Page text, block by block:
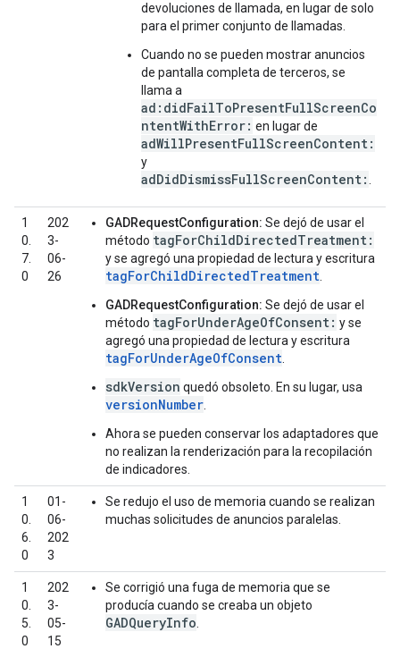
devoluciones de llamada, en lugar de solo
para el primer conjunto de llamadas.
Cuando no se pueden mostrar anuncios
de pantalla completa de terceros, se
llama a
ad:didFailToPresentFullScreenCo
ntentWithError: en lugar de
adWillPresentFullScreenContent:
y
adDidDismissFullScreenContent:
1
0.
7.
0
202
3-
06-
26
GADRequestConfiguration: Se dejó de usar el
método tagForChildDirectedTreatment:
y se agregó una propiedad de lectura y escritura
tagForChildDirectedTreatment
GADRequestConfiguration: Se dejó de usar el
método tagForUnderAgeOfConsent: y se
agregó una propiedad de lectura y escritura
tagForUnderAgeOfConsent
sdkVersion quedó obsoleto. En su lugar, usa
versionNumber
Ahora se pueden conservar los adaptadores que
no realizan la renderización para la recopilación
de indicadores.
1
0.
6.
0
01-
06-
202
3
Se redujo el uso de memoria cuando se realizan
muchas solicitudes de anuncios paralelas.
1
0.
5.
0
202
3-
05-
15
Se corrigió una fuga de memoria que se
producía cuando se creaba un objeto
GADQueryInfo